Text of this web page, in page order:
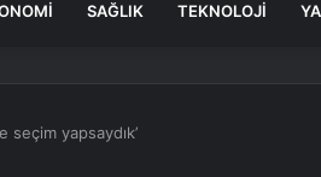
SAĞLIK TEKNOLOJI
seçim yapsaydık’